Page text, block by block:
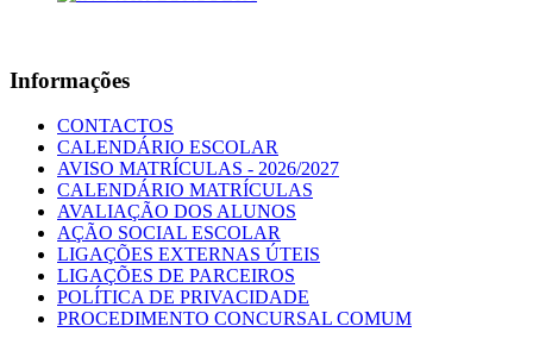
Informações
CONTACTOS
CALENDÁRIO ESCOLAR
AVISO MATRÍCULAS - 2026/2027
CALENDÁRIO MATRÍCULAS
AVALIAÇÃO DOS ALUNOS
AÇÃO SOCIAL ESCOLAR
LIGAÇÕES EXTERNAS ÚTEIS
LIGAÇÕES DE PARCEIROS
POLÍTICA DE PRIVACIDADE
PROCEDIMENTO CONCURSAL COMUM